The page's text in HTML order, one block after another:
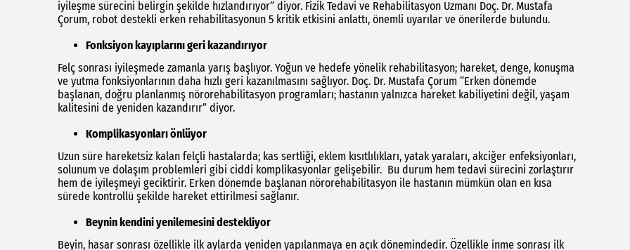
iyileşme sürecini belirgin şekilde hızlandırıyor” diyor. Fizik Tedavi ve Rehabilitasyon Uzmanı Doç. Dr. Mustafa
Çorum, robot destekli erken rehabilitasyonun 5 kritik etkisini anlattı, önemli uyarılar ve önerilerde bulundu.
Fonksiyon kayıplarını geri kazandırıyor
Felç sonrası iyileşmede zamanla yarış başlıyor. Yoğun ve hedefe yönelik rehabilitasyon; hareket, denge, konuşma
ve yutma fonksiyonlarının daha hızlı geri kazanılmasını sağlıyor. Doç. Dr. Mustafa Çorum “Erken dönemde
başlanan, doğru planlanmış nörorehabilitasyon programları; hastanın yalnızca hareket kabiliyetini değil, yaşam
kalitesini de yeniden kazandırır” diyor.
Komplikasyonları önlüyor
Uzun süre hareketsiz kalan felçli hastalarda; kas sertliği, eklem kısıtlılıkları, yatak yaraları, akciğer enfeksiyonları,
solunum ve dolaşım problemleri gibi ciddi komplikasyonlar gelişebilir. Bu durum hem tedavi sürecini zorlaştırır
hem de iyileşmeyi geciktirir. Erken dönemde başlanan nörorehabilitasyon ile hastanın mümkün olan en kısa
sürede kontrollü şekilde hareket ettirilmesi sağlanır.
Beynin kendini yenilemesini destekliyor
Beyin, hasar sonrası özellikle ilk aylarda yeniden yapılanmaya en açık dönemindedir. Özellikle inme sonrası ilk